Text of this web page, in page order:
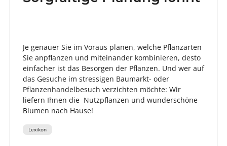
Je genauer Sie im Voraus planen, welche Pflanzarten
Sie anpflanzen und miteinander kombinieren, desto
einfacher ist das Besorgen der Pflanzen. Und wer auf
das Gesuche im stressigen Baumarkt- oder
Pflanzenhandelbesuch verzichten möchte: Wir
liefern Ihnen die Nutzpflanzen und wunderschöne
Blumen nach Hause!
Lexikon